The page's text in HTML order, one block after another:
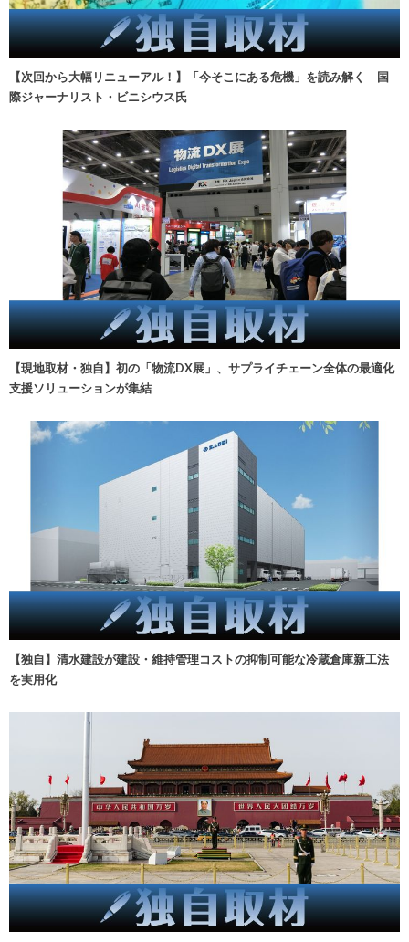
【次回から大幅リニューアル！】「今そこにある危機」を読み解く 国
際ジャーナリスト・ビニシウス氏
【現地取材・独自】初の「物流DX展」、サプライチェーン全体の最適化
支援ソリューションが集結
【独自】清水建設が建設・維持管理コストの抑制可能な冷蔵倉庫新工法
を実用化